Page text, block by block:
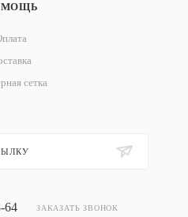
сетка
64 ЗАКАЗАТЬ ЗВОНОК